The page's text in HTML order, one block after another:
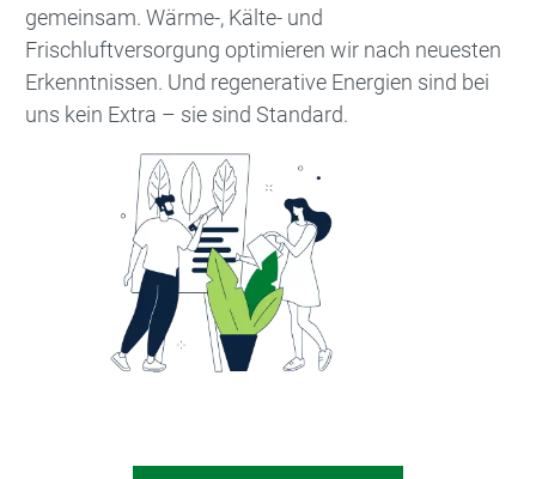
gemeinsam. Wärme-, Kälte- und
Frischluftversorgung optimieren wir nach neuesten
Erkenntnissen. Und regenerative Energien sind bei
uns kein Extra – sie sind Standard.